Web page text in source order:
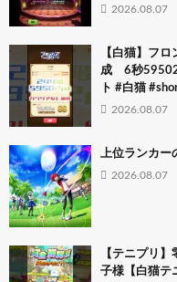
2026.08.07
【白猫】フ
成 6秒59502
ト #白猫
2026.08.07
上位ランカー
2026.08.07
【テニプリ
子様【白猫